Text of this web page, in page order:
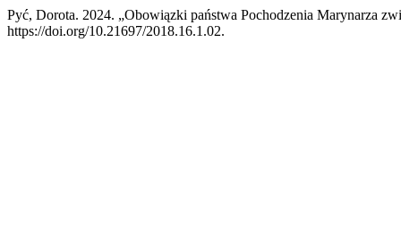
Pyć, Dorota. 2024. „Obowiązki państwa Pochodzenia Marynarza
https://doi.org/10.21697/2018.16.1.02.